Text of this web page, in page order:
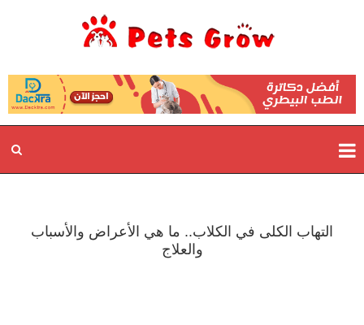
التهاب الكلى في الكلاب.. ما هي الأعراض والأسباب
والعلاج